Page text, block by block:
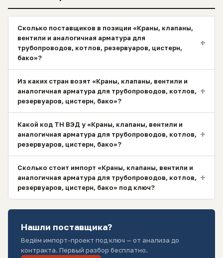
Сколько поставщиков в позиции «Краны, клапаны,
вентили и аналогичная арматура для
трубопроводов, котлов, резервуаров, цистерн,
бако»?
+
Из каких стран возят «Краны, клапаны, вентили и
аналогичная арматура для трубопроводов, котлов,
резервуаров, цистерн, бако»?
+
Какой код ТН ВЭД у «Краны, клапаны, вентили и
аналогичная арматура для трубопроводов, котлов,
резервуаров, цистерн, бако»?
+
Сколько стоит импорт «Краны, клапаны, вентили и
аналогичная арматура для трубопроводов, котлов,
резервуаров, цистерн, бако» под ключ?
+
Нашли поставщика?
Ведём импорт-проект под ключ — от анализа до
контракта. Первый разбор бесплатно.